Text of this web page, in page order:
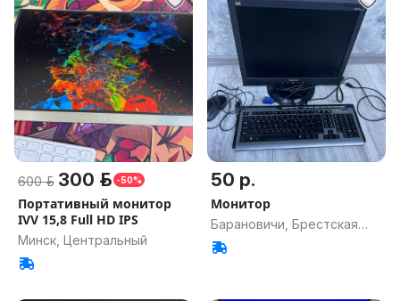
600 р. 300 р. -50%
Портативный монитор
IVV 15,8 Full HD IPS
Минск, Центральный
50 р.
Монитор
Барановичи, Брестская
обл.